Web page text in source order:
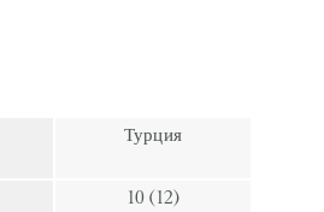
Турция
10 (12)